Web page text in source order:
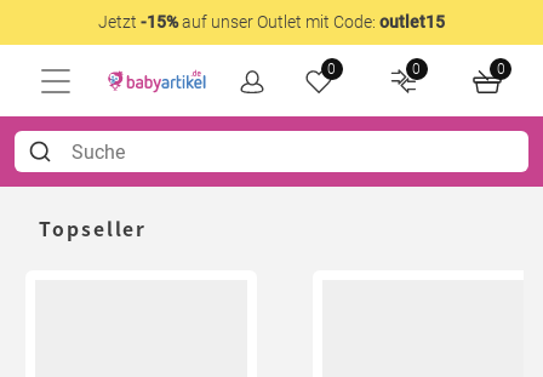
Jetzt -15%auf unser Outlet mit Code: outlet15
0 0 0
Topseller